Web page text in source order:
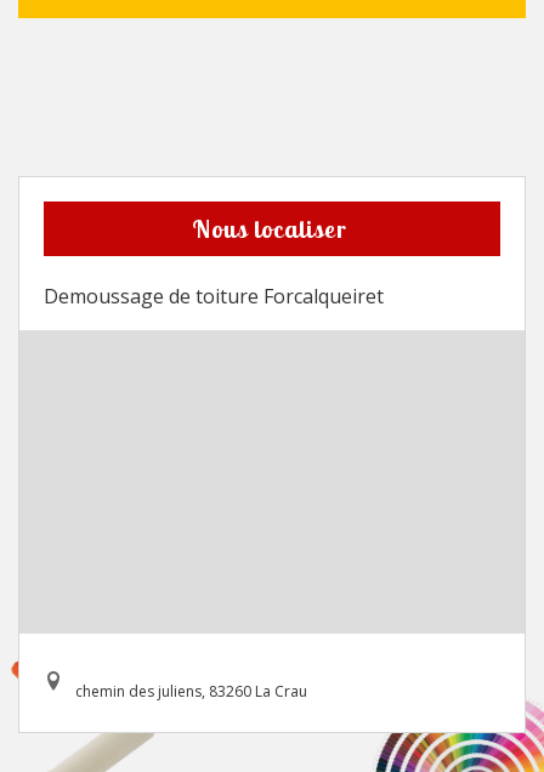
Nous localiser
Demoussage de toiture Forcalqueiret
chemin des juliens, 83260 La Crau